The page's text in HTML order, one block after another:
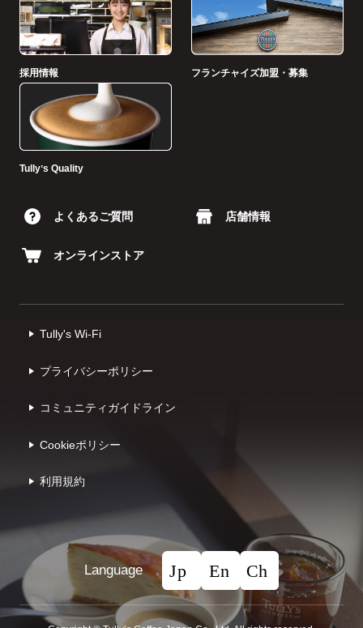
採用情報 フランチャイズ加盟・募集
Tullyʼs Quality
よくあるご質問 店舗情報
オンラインストア
Tully's Wi-Fi
プライバシーポリシー
コミュニティガイドライン
Cookieポリシー
利⽤規約
Language